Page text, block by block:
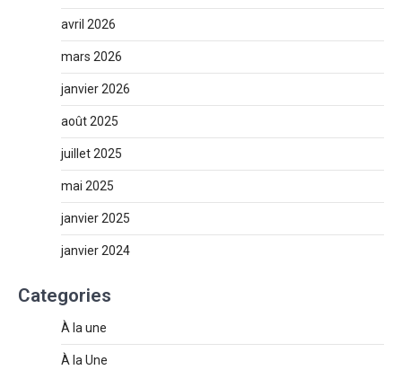
avril 2026
mars 2026
janvier 2026
août 2025
juillet 2025
mai 2025
janvier 2025
janvier 2024
Categories
À la une
À la Une